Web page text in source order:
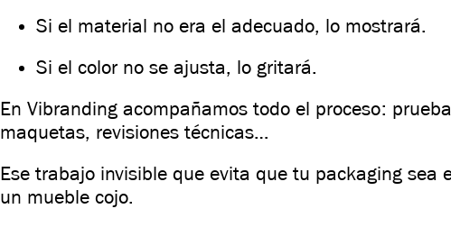
Si el material no era el adecuado, lo mostrará.
Si el color no se ajusta, lo gritará.
En Vibranding acompañamos todo el proceso:
maquetas, revisiones técnicas…
Ese trabajo invisible que evita que tu packaging sea
un mueble cojo.